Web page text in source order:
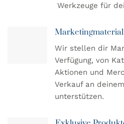
Werkzeuge für
Marketingmaterial
Wir stellen dir
Verfügung, von
Aktionen und
Verkauf an
unterstützen.